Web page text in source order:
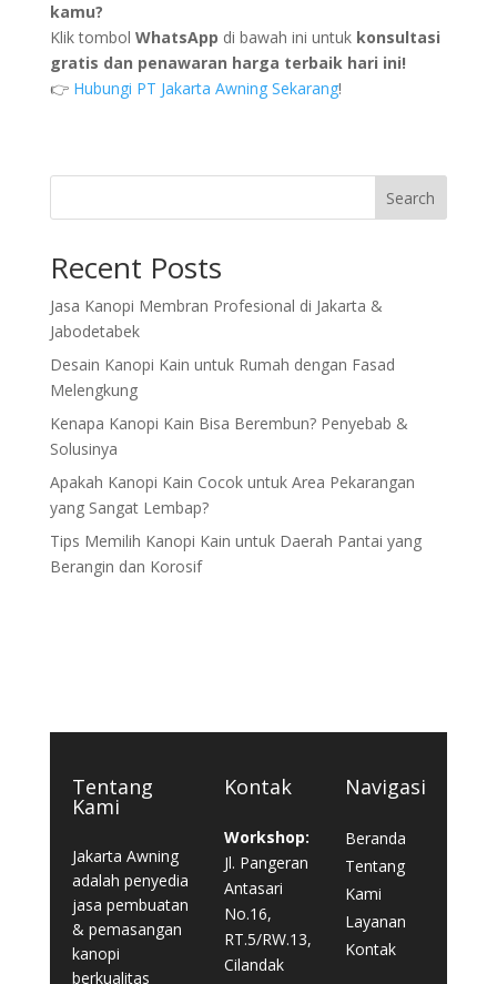
kamu?
Klik tombol WhatsApp di bawah ini untuk konsultasi
gratis dan penawaran harga terbaik hari ini!
👉 Hubungi PT Jakarta Awning Sekarang!
Search
Recent Posts
Jasa Kanopi Membran Profesional di Jakarta &
Jabodetabek
Desain Kanopi Kain untuk Rumah dengan Fasad
Melengkung
Kenapa Kanopi Kain Bisa Berembun? Penyebab &
Solusinya
Apakah Kanopi Kain Cocok untuk Area Pekarangan
yang Sangat Lembap?
Tips Memilih Kanopi Kain untuk Daerah Pantai yang
Berangin dan Korosif
Tentang
Kami
Jakarta Awning
adalah penyedia
jasa pembuatan
& pemasangan
kanopi
berkualitas
Kontak
Workshop:
Jl. Pangeran
Antasari
No.16,
RT.5/RW.13,
Cilandak
Navigasi
Beranda
Tentang
Kami
Layanan
Kontak